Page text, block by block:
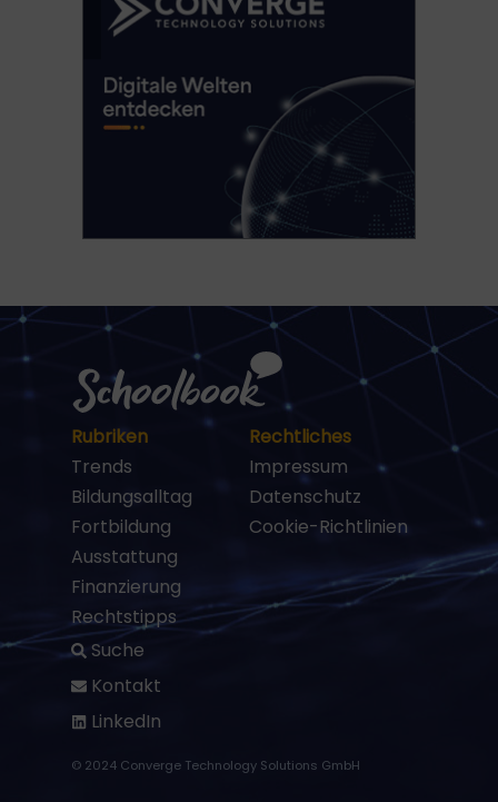
Rubriken
Trends
Bildungsalltag
Fortbildung
Ausstattung
Finanzierung
Rechtstipps
Rechtliches
Impressum
Datenschutz
Cookie-Richtlinien
Suche
Kontakt
LinkedIn
© 2024 Converge Technology Solutions GmbH